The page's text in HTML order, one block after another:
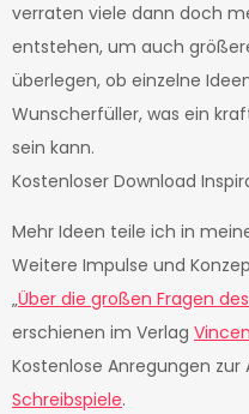
verraten viele dann doch
entstehen, um auch
überlegen, ob einzelne
Wunscherfüller, was ein
sein kann.
Kostenloser Download
Mehr Ideen teile ich in
Weitere Impulse und
„Über die großen Fragen
erschienen im Verlag
Kostenlose Anregungen
Schreibspiele.